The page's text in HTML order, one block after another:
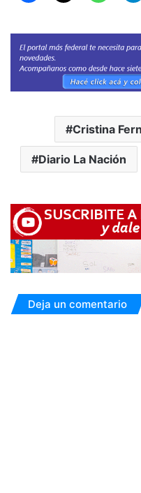
Cristina
Diario La Nación
Deja un comentario